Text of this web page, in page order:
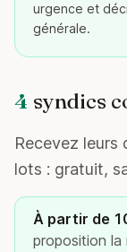
urgence et
générale.
4 syndics
Recevez leurs
lots : gratuit,
À partir de
proposition la